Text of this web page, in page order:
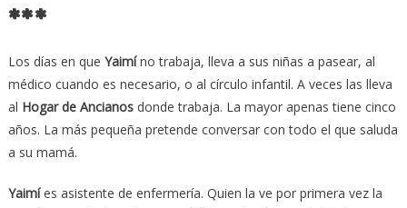
***
Los días en que Yaimíno trabaja, lleva a sus niñas a pasear, al
médico cuando es necesario, o al círculo infantil. A veces las lleva
al Hogar de Ancianosdonde trabaja. La mayor apenas tiene cinco
años. La más pequeña pretende conversar con todo el que saluda
a su mamá.
Yaimíes asistente de enfermería. Quien la ve por primera vez la